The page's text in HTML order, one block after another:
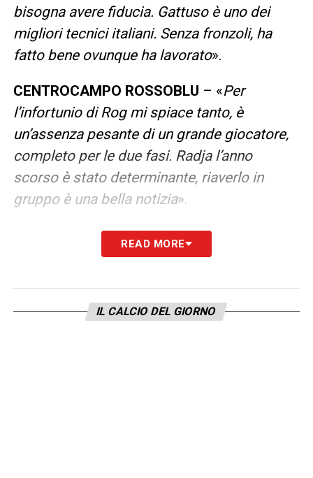
bisogna avere fiducia. Gattuso è uno dei
migliori tecnici italiani. Senza fronzoli, ha
fatto bene ovunque ha lavorato».
CENTROCAMPO ROSSOBLU – «Per
l’infortunio di Rog mi spiace tanto, è
un’assenza pesante di un grande giocatore,
completo per le due fasi. Radja l’anno
scorso è stato determinante, riaverlo in
gruppo è una bella notizia».
– «Diego è stato un fratello
maggiore. Con me, ragazzino debuttante in
disponibile. Mi ha insegnato tanto e non lo
scorderò mai. Mi sono sentito con Careca e
READ MORE
IL CALCIO DEL GIORNO